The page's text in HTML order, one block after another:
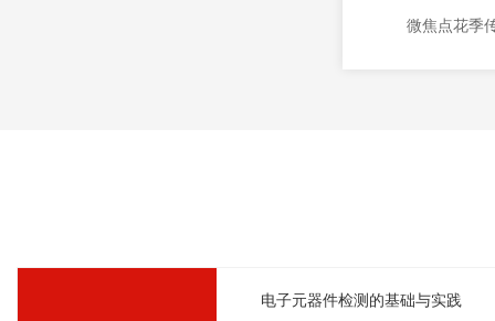
微焦点花季
电子元器件检测的基础与实践